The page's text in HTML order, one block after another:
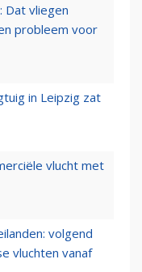
Dat vliegen
probleem voor
in Leipzig zat
vlucht met
volgend
vluchten vanaf